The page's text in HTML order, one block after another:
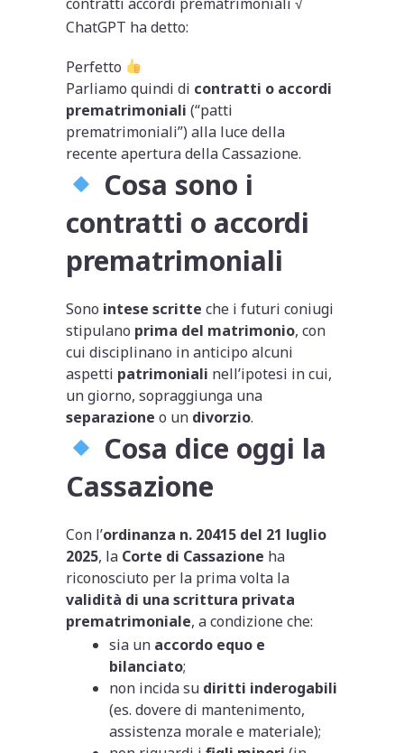
ChatGPT ha detto:
Perfetto
Parliamo quindi di contratti o accordi
prematrimoniali (“patti
prematrimoniali”) alla luce della
recente apertura della Cassazione.
Cosa sono i
contratti o accordi
prematrimoniali
Sono intese scritte che i futuri coniugi
stipulano prima del matrimonio, con
cui disciplinano in anticipo alcuni
aspetti patrimoniali nell’ipotesi in cui,
un giorno, sopraggiunga una
separazione o un divorzio.
Cosa dice oggi la
Cassazione
Con l’ordinanza n. 20415 del 21 luglio
2025, la Corte di Cassazione ha
riconosciuto per la prima volta la
validità di una scrittura privata
prematrimoniale, a condizione che:
sia un accordo equo e
bilanciato;
non incida su diritti inderogabili
(es. dovere di mantenimento,
assistenza morale e materiale);